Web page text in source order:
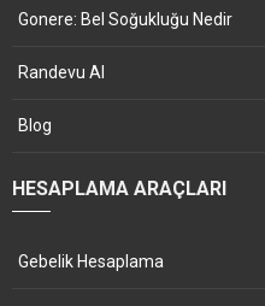
Gonere: Bel Soğukluğu Nedir
Randevu Al
Blog
HESAPLAMA ARAÇLARI
Gebelik Hesaplama